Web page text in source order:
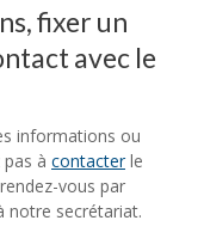
fixer un
avec le
informations ou
à contacterle
vous par
notre secrétariat.